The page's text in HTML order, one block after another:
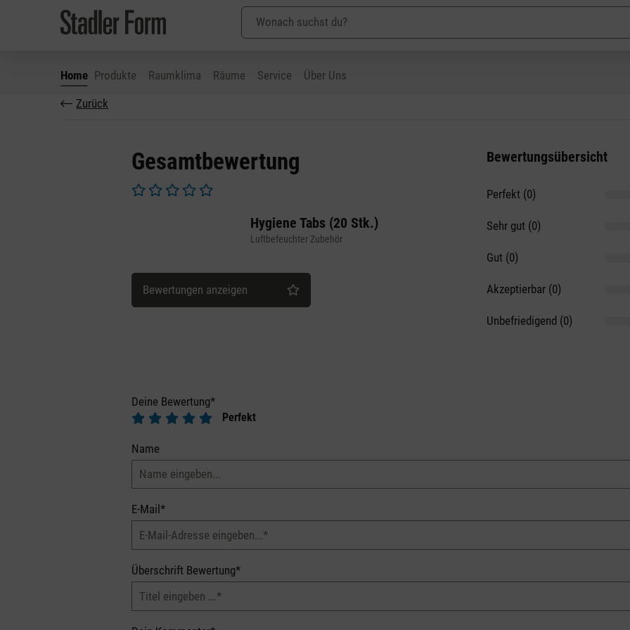
Hauptinhalt springen
Zur Suche springen
Zur Hauptnavigation springen
Home Produkte Raumklima Räume Service
Über Uns
Zurück
Gesamtbewertung
Hygiene Tabs (20 Stk.)
Luftbefeuchter Zubehör
Bewertungen anzeigen
Bewertungsübersicht
Perfekt (0)
Sehr gut (0)
Gut (0)
Akzeptierbar (0)
Unbefriedigend (0)
Deine Bewertung*
Perfekt
Name
E-Mail*
Überschrift Bewertung*